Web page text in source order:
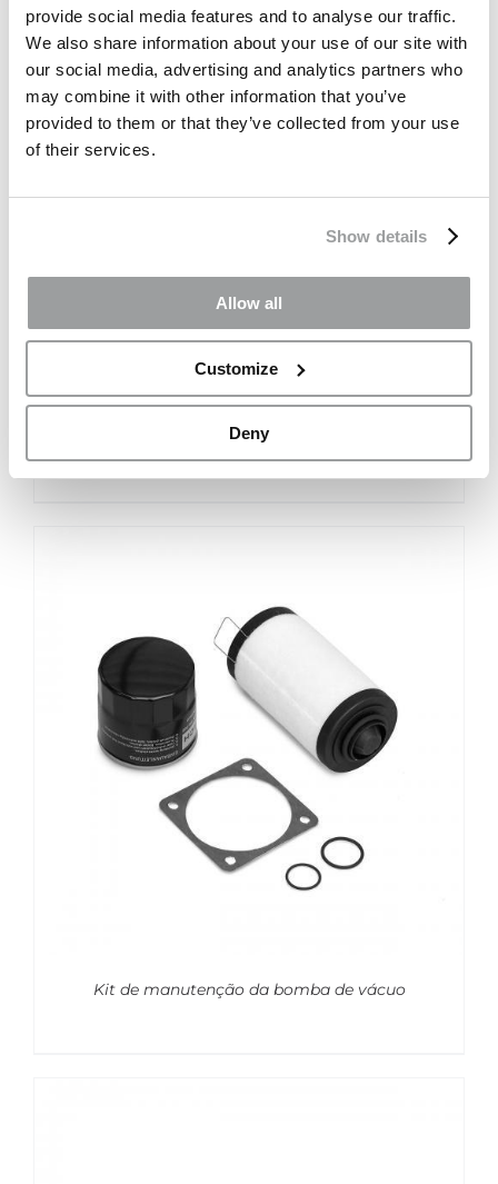
provide social media features and to analyse our traffic.
We also share information about your use of our site with
our social media, advertising and analytics partners who
may combine it with other information that you’ve
provided to them or that they’ve collected from your use
of their services.
Show details
Allow all
Customize
Deny
Acoplamento rápido M/F
Kit de manutenção da bomba de vácuo